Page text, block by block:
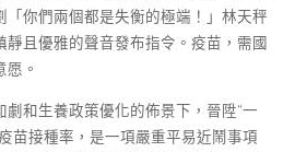
你們兩個都是失衡的極端！」林天秤
且優雅的聲音發布指令。疫苗，需國
愿。
和生養政策優化的佈景下，晉陞“一
苗接種率，是一項嚴重平易近鬧事項